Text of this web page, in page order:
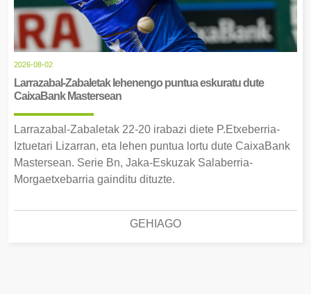
2026-08-02
Larrazabal-Zabaletak lehenengo puntua eskuratu dute
CaixaBank Mastersean
Larrazabal-Zabaletak 22-20 irabazi diete P.Etxeberria-
Iztuetari Lizarran, eta lehen puntua lortu dute CaixaBank
Mastersean. Serie Bn, Jaka-Eskuzak Salaberria-
Morgaetxebarria gainditu dituzte.
GEHIAGO